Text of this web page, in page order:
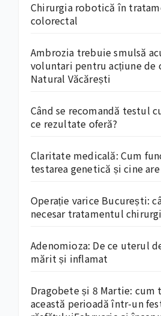
Chirurgia robotică în
colorectal
Ambrozia trebuie smulsă
voluntari pentru acțiune de
Natural Văcărești
Când se recomandă testul
ce rezultate oferă?
Claritate medicală: Cum
testarea genetică și cine
Operație varice București:
necesar tratamentul
Adenomioza: De ce uterul
mărit și inflamat
Dragobete și 8 Martie: cum
această perioadă într-un